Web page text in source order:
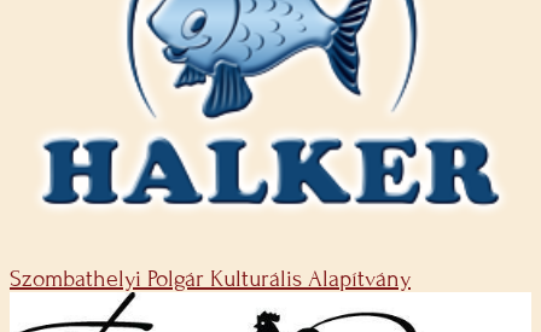
Szombathelyi Polgár Kulturális Alapítvány